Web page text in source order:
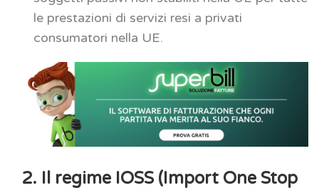
le prestazioni di servizi resi a privati
consumatori nella UE.
2. Il regime IOSS (Import One Stop